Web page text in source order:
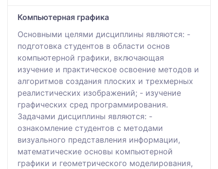
Компьютерная графика
Основными целями дисциплины являются: -
подготовка студентов в области основ
компьютерной графики, включающая
изучение и практическое освоение методов и
алгоритмов создания плоских и трехмерных
реалистических изображений; - изучение
графических сред программирования.
Задачами дисциплины являются: -
ознакомление студентов с методами
визуального представления информации,
математические основы компьютерной
графики и геометрического моделирования,